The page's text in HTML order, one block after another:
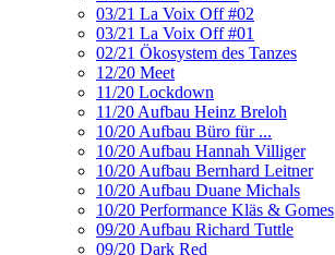
03/21 La Voix Off #02
03/21 La Voix Off #01
02/21 Ökosystem des Tanzes
12/20 Meet
11/20 Lockdown
11/20 Aufbau Heinz Breloh
10/20 Aufbau Büro für ...
10/20 Aufbau Hannah Villiger
10/20 Aufbau Bernhard Leitner
10/20 Aufbau Duane Michals
10/20 Performance Kläs & Gomes
09/20 Aufbau Richard Tuttle
09/20 Dark Red